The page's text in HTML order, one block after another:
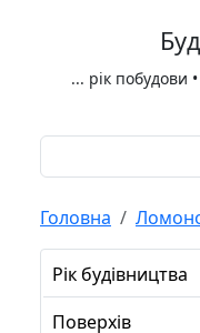
... рік побудови
Головна
Рік будівництва
Поверхів